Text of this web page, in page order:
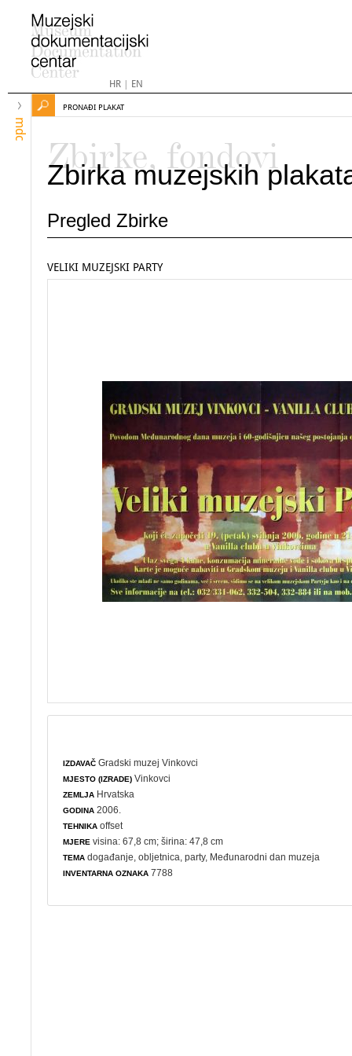
HR| EN
mdc
PRONAĐI PLAKAT
Zbirke, fondovi
Zbirka muzejskih
Pregled Zbirke
VELIKI MUZEJSKI PARTY
IZDAVAČ Gradski muzej Vinkovci
MJESTO (IZRADE) Vinkovci
ZEMLJA Hrvatska
GODINA 2006.
TEHNIKA offset
MJERE visina: 67,8 cm; širina: 47,8 cm
TEMA događanje ,obljetnica ,party, Međunarodni dan muzeja
INVENTARNA OZNAKA 7788